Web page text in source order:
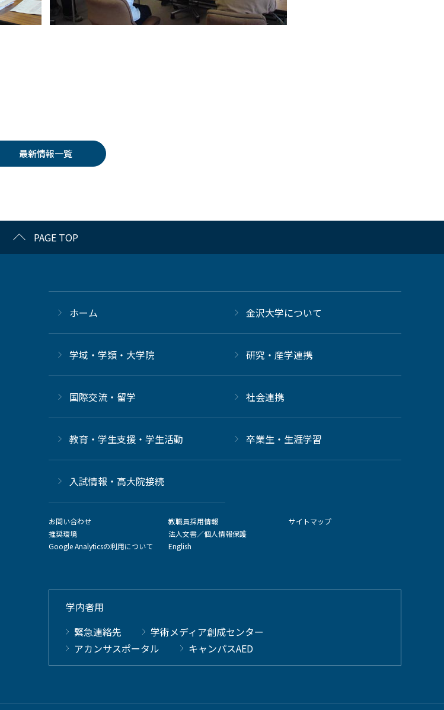
最新情報一覧
PAGE TOP
ホーム 金沢大学について
学域・学類・大学院 研究・産学連携
国際交流・留学 社会連携
教育・学生支援・学生活動 卒業生・生涯学習
⼊試情報・高大院接続
お問い合わせ
推奨環境
Google Analyticsの利用について
教職員採用情報
法人文書／個人情報保護
English
サイトマップ
学内者用
緊急連絡先
学術メディア創成センター
アカンサスポータル
キャンパスAED